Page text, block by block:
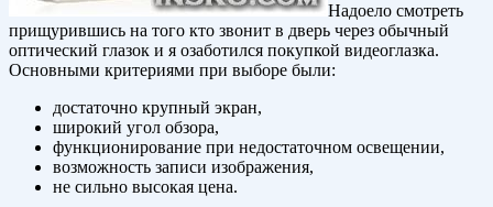
Надоело смотреть
прищурившись на того кто звонит в дверь через обычный
оптический глазок и я озаботился покупкой видеоглазка.
Основными критериями при выборе были:
достаточно крупный экран,
широкий угол обзора,
функционирование при недостаточном освещении,
возможность записи изображения,
не сильно высокая цена.